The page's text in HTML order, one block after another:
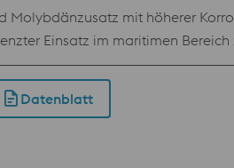
Molybdänzusatz mit höherer
Einsatz im maritimen
und
Einsatz im Öl und Gas Bereich,
und Kältetechnik. Sehr
ist eine
unbedingt zu polieren.
Datenblatt